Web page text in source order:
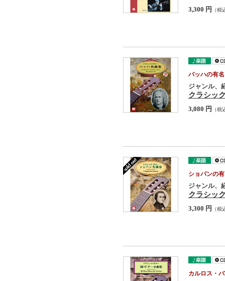
3,300 円 （税
バッハの有
ジャンル、
クラシッ
3,080 円 （税
ショパンの
ジャンル、
クラシッ
3,300 円 （税
カルロス・